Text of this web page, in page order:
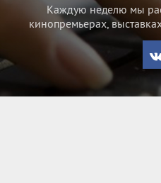
Каждую неделю мы
кинопремьерах,